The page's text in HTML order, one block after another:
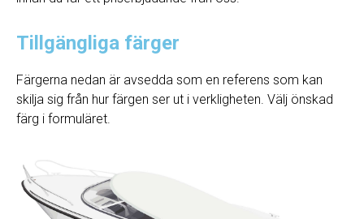
Tillgängliga färger
Färgerna nedan är avsedda som en referens som kan
skilja sig från hur färgen ser ut i verkligheten. Välj önskad
färg i formuläret.